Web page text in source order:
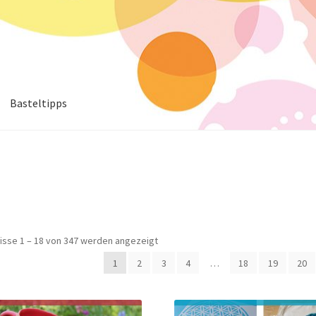
Basteltipps
1 – 18 von 347 werden angezeigt
1
2 3 4 … 18 19 20